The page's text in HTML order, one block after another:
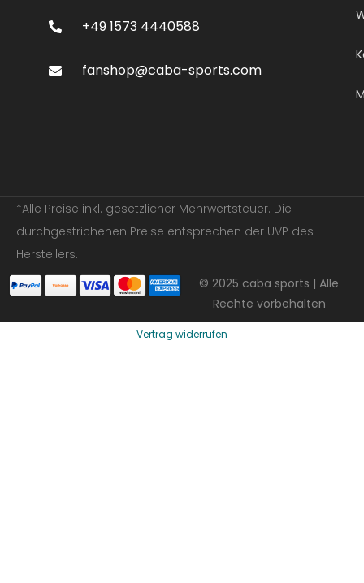
+49 1573 4440588
fanshop@caba-sports.com
*Alle Preise inkl. gesetzlicher Mehrwertsteuer. Die
durchgestrichenen Preise entsprechen der UVP des
Herstellers.
© 2025 caba sports | Alle
Rechte vorbehalten
Vertrag widerrufen